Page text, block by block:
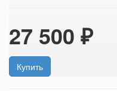
27 500 ₽
Купить